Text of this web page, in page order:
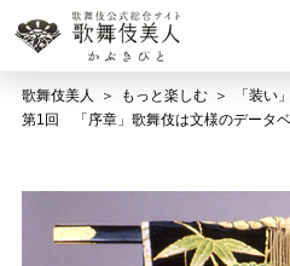
歌舞伎美人 もっと楽しむ 「装い
第1回 「序章」歌舞伎は文様のデータ